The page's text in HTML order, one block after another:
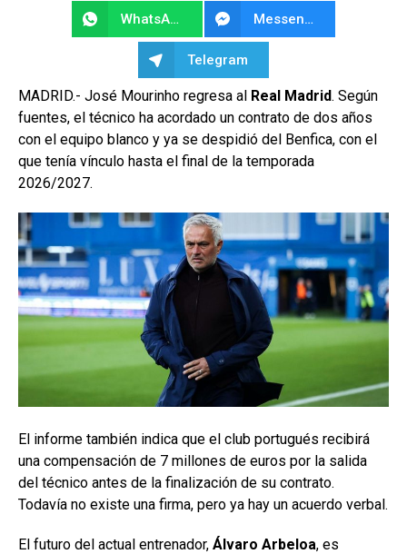
WhatsApp Messenger
Telegram
MADRID.- José Mourinho regresa al Real Madrid. Según
fuentes, el técnico ha acordado un contrato de dos años
con el equipo blanco y ya se despidió del Benfica, con el
que tenía vínculo hasta el final de la temporada
2026/2027.
El informe también indica que el club portugués recibirá
una compensación de 7 millones de euros por la salida
del técnico antes de la finalización de su contrato.
Todavía no existe una firma, pero ya hay un acuerdo verbal.
El futuro del actual entrenador, Álvaro Arbeloa, es